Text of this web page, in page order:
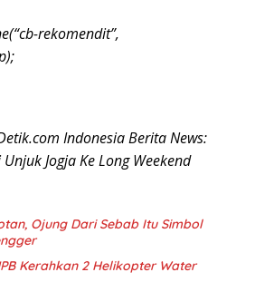
rekomendit”,
Indonesia Berita News:
Jogja Ke Long Weekend
Ojung Dari Sebab Itu Simbol
Kerahkan 2 Helikopter Water